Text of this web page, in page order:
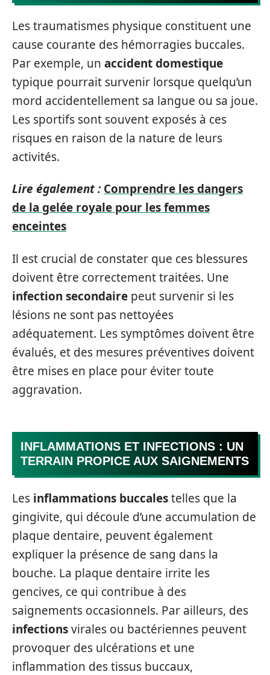
Les traumatismes physique constituent une
cause courante des hémorragies buccales.
Par exemple, un accident domestique
typique pourrait survenir lorsque quelqu’un
mord accidentellement sa langue ou sa joue.
Les sportifs sont souvent exposés à ces
risques en raison de la nature de leurs
activités.
Lire également : Comprendre les dangers
de la gelée royale pour les femmes
enceintes
Il est crucial de constater que ces blessures
doivent être correctement traitées. Une
infection secondaire peut survenir si les
lésions ne sont pas nettoyées
adéquatement. Les symptômes doivent être
évalués, et des mesures préventives doivent
être mises en place pour éviter toute
aggravation.
INFLAMMATIONS ET INFECTIONS : UN
TERRAIN PROPICE AUX SAIGNEMENTS
Les inflammations buccalestelles que la
gingivite, qui découle d’une accumulation de
plaque dentaire, peuvent également
expliquer la présence de sang dans la
bouche. La plaque dentaire irrite les
gencives, ce qui contribue à des
saignements occasionnels. Par ailleurs, des
infectionsvirales ou bactériennes peuvent
provoquer des ulcérations et une
inflammation des tissus buccaux,